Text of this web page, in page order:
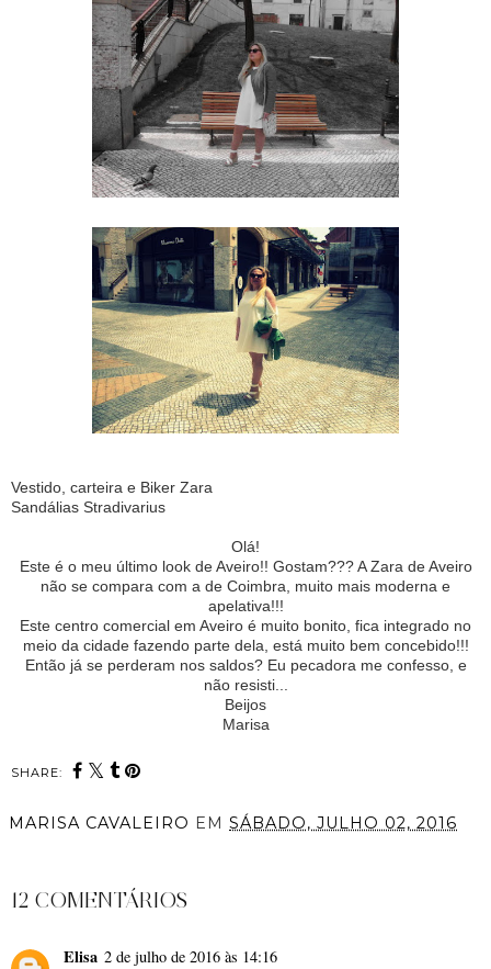
Vestido, carteira e Biker Zara
Sandálias Stradivarius
Olá!
Este é o meu último look de Aveiro!! Gostam??? A Zara de Aveiro
não se compara com a de Coimbra, muito mais moderna e
apelativa!!!
Este centro comercial em Aveiro é muito bonito, fica integrado no
meio da cidade fazendo parte dela, está muito bem concebido!!!
Então já se perderam nos saldos? Eu pecadora me confesso, e
não resisti...
Beijos
Marisa
SHARE:
MARISA CAVALEIRO EM SÁBADO, JULHO 02, 2016
12 COMENTÁRIOS
Elisa 2 de julho de 2016 às 14:16